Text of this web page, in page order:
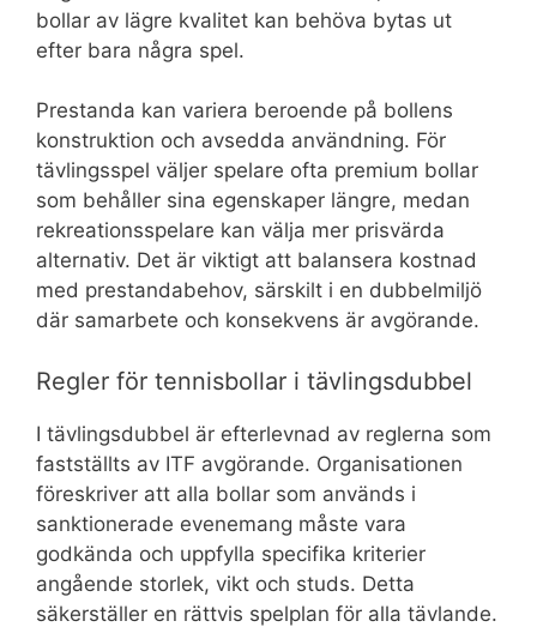
bollar av lägre kvalitet kan behöva bytas ut
efter bara några spel.
Prestanda kan variera beroende på bollens
konstruktion och avsedda användning. För
tävlingsspel väljer spelare ofta premium bollar
som behåller sina egenskaper längre, medan
rekreationsspelare kan välja mer prisvärda
alternativ. Det är viktigt att balansera kostnad
med prestandabehov, särskilt i en dubbelmiljö
där samarbete och konsekvens är avgörande.
Regler för tennisbollar i tävlingsdubbel
I tävlingsdubbel är efterlevnad av reglerna som
fastställts av ITF avgörande. Organisationen
föreskriver att alla bollar som används i
sanktionerade evenemang måste vara
godkända och uppfylla specifika kriterier
angående storlek, vikt och studs. Detta
säkerställer en rättvis spelplan för alla tävlande.